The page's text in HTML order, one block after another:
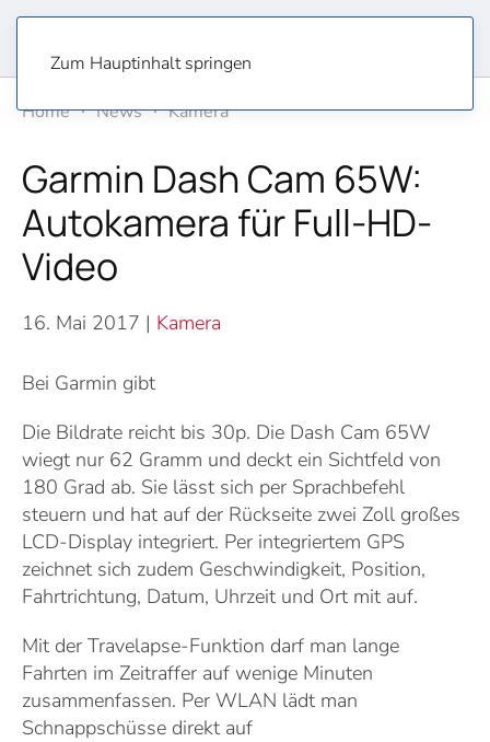
Zum Hauptinhalt springen
Home
News Kamera
Garmin Dash Cam 65W:
Autokamera für Full-HD-
Video
16. Mai 2017 | Kamera
Bei Garmin gibt
Die Bildrate reicht bis 30p. Die Dash Cam 65W
wiegt nur 62 Gramm und deckt ein Sichtfeld von
180 Grad ab. Sie lässt sich per Sprachbefehl
steuern und hat auf der Rückseite zwei Zoll großes
LCD-Display integriert. Per integriertem GPS
zeichnet sich zudem Geschwindigkeit, Position,
Fahrtrichtung, Datum, Uhrzeit und Ort mit auf.
Mit der Travelapse-Funktion darf man lange
Fahrten im Zeitraffer auf wenige Minuten
zusammenfassen. Per WLAN lädt man
Schnappschüsse direkt auf